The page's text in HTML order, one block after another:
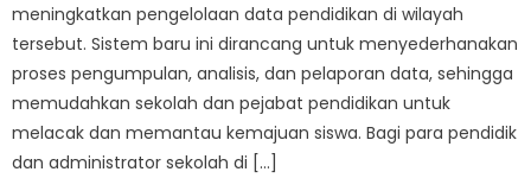
meningkatkan pengelolaan data pendidikan di wilayah
tersebut. Sistem baru ini dirancang untuk menyederhanakan
proses pengumpulan, analisis, dan pelaporan data, sehingga
memudahkan sekolah dan pejabat pendidikan untuk
melacak dan memantau kemajuan siswa. Bagi para pendidik
dan administrator sekolah di […]